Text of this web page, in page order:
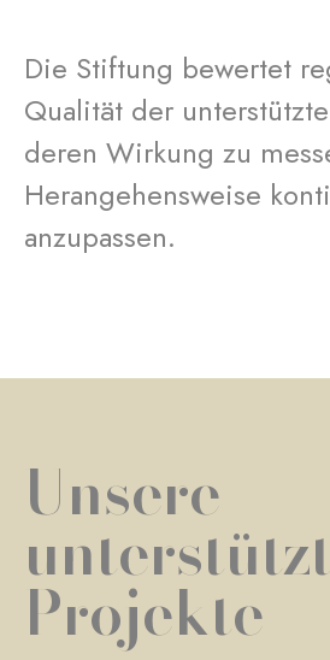
Die Stiftung bewertet
Qualität der
deren Wirkung zu
Herangehensweise
anzupassen.
Unsere
Projekte